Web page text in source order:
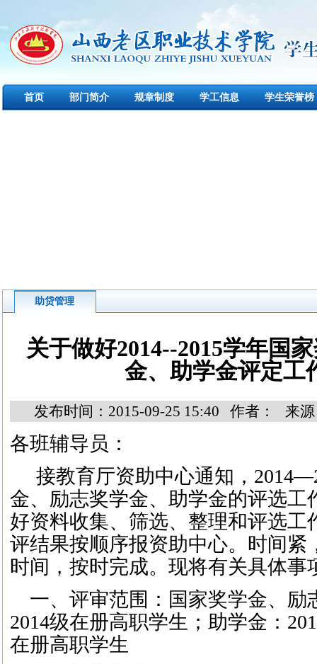
首页 部门简介 规章制度 学工信息 学生荣誉榜
助贷管理
关于做好2014--2015学年国
金、助学金评定工
发布时间：2015-09-25 15:40 作者： 来
各班辅导员：
接教育厅资助中心通知， 2014—
金、励志奖学金、助学金的评选工
好资料收集、筛选、整理和评选工
评结果按顺序报资助中心。时间紧
时间，按时完成。现将有关具体事
一、 评审范围：国家奖学金、励
2014级在册高职学生；助学金：
在册高职学生